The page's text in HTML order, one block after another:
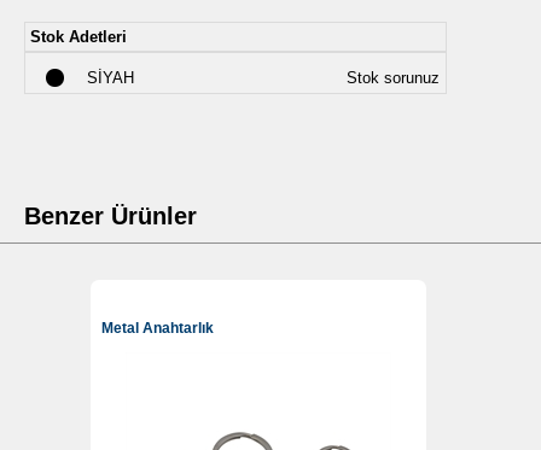
Stok Adetleri
SİYAH Stok sorunuz
Benzer Ürünler
Metal Anahtarlık